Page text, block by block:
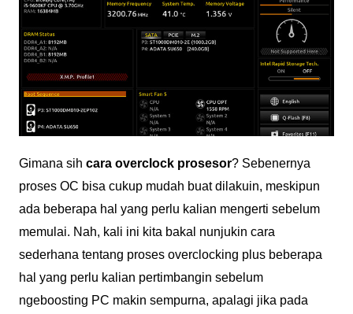
Gimana sih cara overclock prosesor? Sebenernya
proses OC bisa cukup mudah buat dilakuin, meskipun
ada beberapa hal yang perlu kalian mengerti sebelum
memulai. Nah, kali ini kita bakal nunjukin cara
sederhana tentang proses overclocking plus beberapa
hal yang perlu kalian pertimbangin sebelum
ngeboosting PC makin sempurna, apalagi jika pada